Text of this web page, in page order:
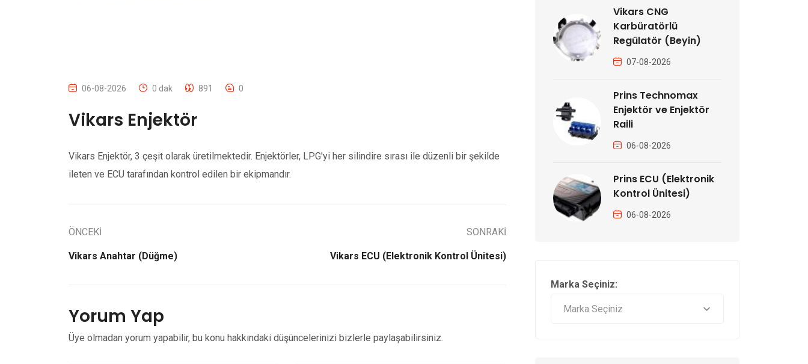
06-08-2026 0 dak 891 0
Vikars Enjektör
Vikars Enjektör, 3 çeşit olarak üretilmektedir. Enjektörler, LPG'yi her silindire sırası ile düzenli bir şekilde
ileten ve ECU tarafından kontrol edilen bir ekipmandır.
ÖNCEKİ
Vikars Anahtar (Düğme)
SONRAKİ
Vikars ECU (Elektronik Kontrol Ünitesi)
Yorum Yap
Üye olmadan yorum yapabilir, bu konu hakkındaki düşüncelerinizi bizlerle paylaşabilirsiniz.
Vikars CNG
Karbüratörlü
Regülatör (Beyin)
07-08-2026
Prins Technomax
Enjektör ve Enjektör
Raili
06-08-2026
Prins ECU (Elektronik
Kontrol Ünitesi)
06-08-2026
Marka Seçiniz: